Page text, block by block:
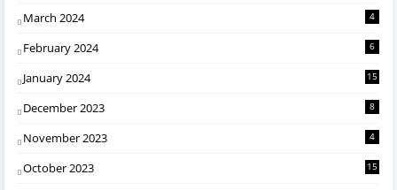
March 2024 4
February 2024 6
January 2024 15
December 2023 8
November 2023 4
October 2023 15